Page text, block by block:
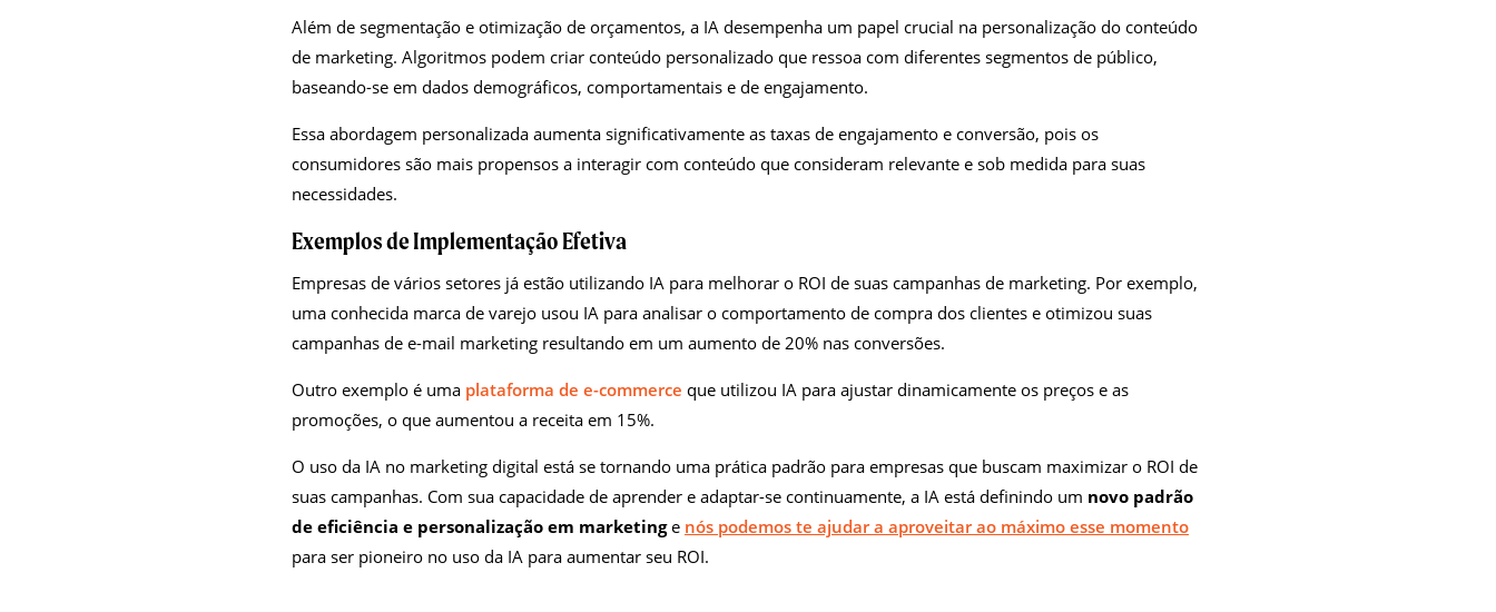
Além de segmentação e otimização de orçamentos, a IA desempenha um papel crucial na personalização do conteúdo
de marketing. Algoritmos podem criar conteúdo personalizado que ressoa com diferentes segmentos de público,
baseando-se em dados demográficos, comportamentais e de engajamento.
Essa abordagem personalizada aumenta significativamente as taxas de engajamento e conversão, pois os
consumidores são mais propensos a interagir com conteúdo que consideram relevante e sob medida para suas
necessidades.
Exemplos de Implementação Efetiva
Empresas de vários setores já estão utilizando IA para melhorar o ROI de suas campanhas de marketing. Por exemplo,
uma conhecida marca de varejo usou IA para analisar o comportamento de compra dos clientes e otimizou suas
campanhas de e-mail marketing resultando em um aumento de 20% nas conversões.
Outro exemplo é uma plataforma de e-commerce que utilizou IA para ajustar dinamicamente os preços e as
promoções, o que aumentou a receita em 15%.
O uso da IA no marketing digital está se tornando uma prática padrão para empresas que buscam maximizar o ROI de
suas campanhas. Com sua capacidade de aprender e adaptar-se continuamente, a IA está definindo um novo padrão
de eficiência e personalização em marketinge nós podemos te ajudar a aproveitar ao máximo esse momento
para ser pioneiro no uso da IA para aumentar seu ROI.